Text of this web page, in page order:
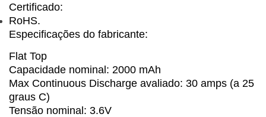
Certificado:
RoHS.
Especificações do fabricante:
Flat Top
Capacidade nominal: 2000 mAh
Max Continuous Discharge avaliado: 30 amps (a 25
graus C)
Tensão nominal: 3.6V